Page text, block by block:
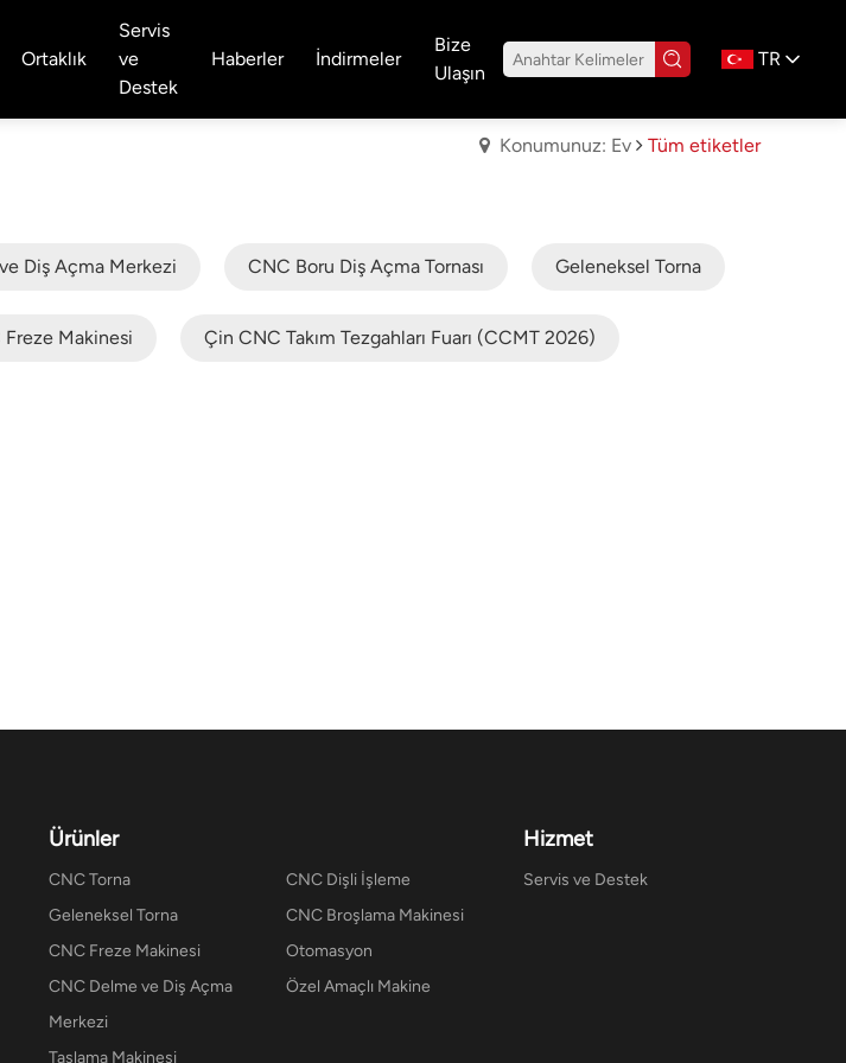
Ortaklık
Servis
ve
Destek
Haberler İndirmeler
Bize
Ulaşın
TR
Konumunuz: Ev Tüm etiketler
Diş Açma Merkezi CNC Boru Diş Açma Tornası Geleneksel Torna
Makinesi Çin CNC Takım Tezgahları Fuarı (CCMT 2026)
Ürünler
CNC Torna
Geleneksel Torna
CNC Freze Makinesi
CNC Delme ve Diş Açma
Merkezi
Taşlama Makinesi
CNC Dişli İşleme
CNC Broşlama Makinesi
Otomasyon
Özel Amaçlı Makine
Hizmet
Servis ve Destek